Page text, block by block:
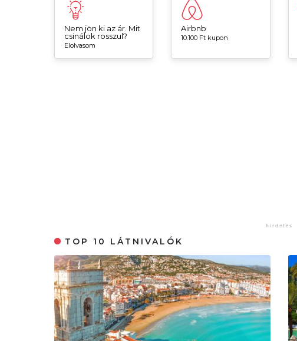
Nem jön ki az ár. Mit
csinálok rosszul?
Elolvasom
Airbnb
10.100 Ft kupon
TOP 10 LÁTNIVALÓK